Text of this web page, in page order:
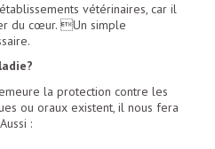
vétérinaires, car il
du cœur. Un simple
la protection contre les
ou oraux existent, il nous fera
: